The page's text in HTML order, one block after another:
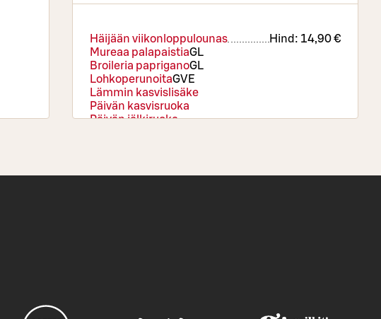
Häijään viikonloppulounas Hind: 14,90 €
Mureaa palapaistiaGL
Broileria papriganoGL
LohkoperunoitaGVE
Lämmin kasvislisäke
Päivän kasvisruoka
Päivän jälkiruoka